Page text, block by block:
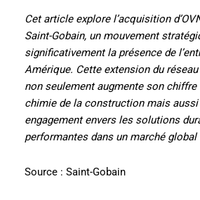
Cet article explore l’acquisition
Saint-Gobain, un mouvement
significativement la présence de
Amérique. Cette extension du
non seulement augmente son chiffre
chimie de la construction mais
engagement envers les solutions
performantes dans un marché
Source : Saint-Gobain